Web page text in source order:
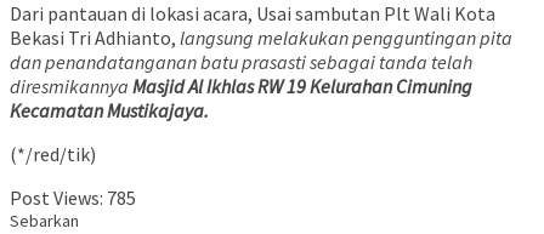
Dari pantauan di lokasi acara, Usai sambutan Plt Wali Kota
Bekasi Tri Adhianto, langsung melakukan pengguntingan pita
dan penandatanganan batu prasasti sebagai tanda telah
diresmikannya Masjid Al Ikhlas RW 19 Kelurahan Cimuning
Kecamatan Mustikajaya.
(*/red/tik)
Post Views: 785
Sebarkan